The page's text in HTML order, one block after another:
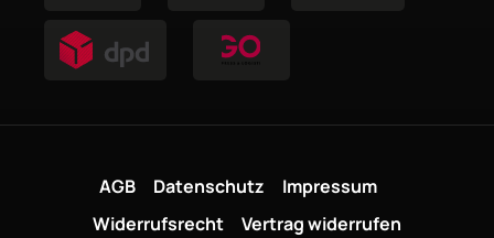
AGB Datenschutz
Impressum
Widerrufsrecht
Vertrag widerrufen